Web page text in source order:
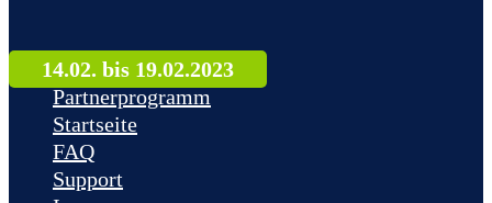
14.02. bis 19.02.2023
Partnerprogramm
Startseite
FAQ
Support